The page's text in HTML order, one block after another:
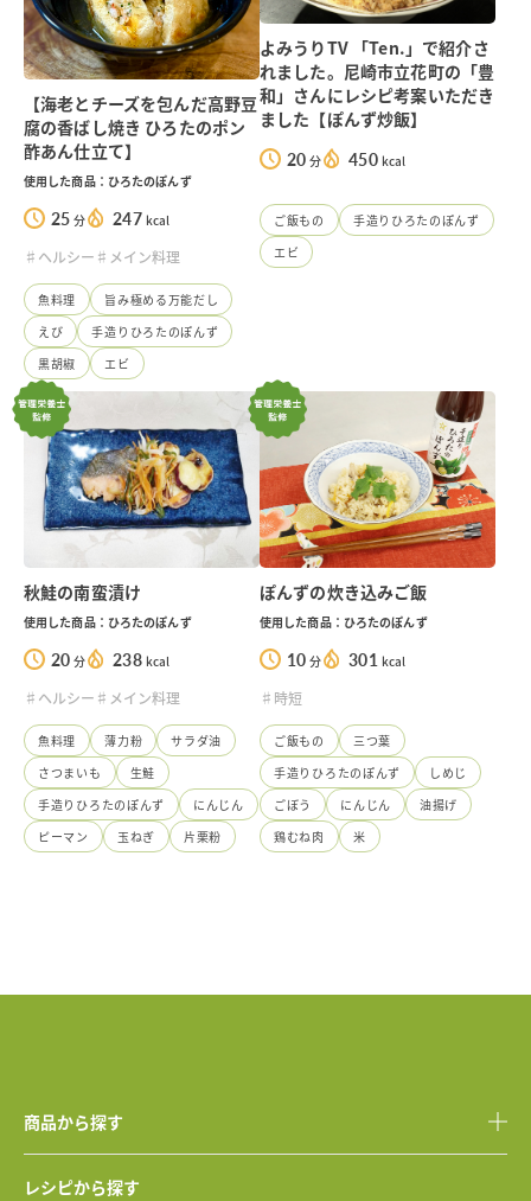
【海老とチーズを包んだ高野豆
腐の香ばし焼き ひろたのポン
酢あん仕立て】
使用した商品：ひろたのぽんず
25 分 247 kcal
♯ヘルシー ♯メイン料理
魚料理
旨み極める万能だし
えび
手造りひろたのぽんず
黒胡椒
エビ
よみうりTV 「Ten.」で紹介さ
れました。尼崎市立花町の「豊
和」さんにレシピ考案いただき
ました【ぽんず炒飯】
20 分 450 kcal
ご飯もの
手造りひろたのぽんず
エビ
秋鮭の南蛮漬け
使用した商品：ひろたのぽんず
20 分 238 kcal
♯ヘルシー ♯メイン料理
魚料理 薄力粉
サラダ油
さつまいも
生鮭
手造りひろたのぽんず
にんじん
ピーマン
玉ねぎ 片栗粉
ぽんずの炊き込みご飯
使用した商品：ひろたのぽんず
10 分 301 kcal
♯時短
ご飯もの
三つ葉
手造りひろたのぽんず
しめじ
ごぼう
にんじん
油揚げ
鶏むね肉
米
商品から探す
レシピから探す